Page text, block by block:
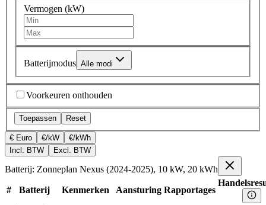
Vermogen (kW)
Batterijmodus Alle modi
Voorkeuren onthouden
Toepassen Reset
€ Euro €/kW
€/kWh
Incl. BTW
Excl. BTW
Batterij: Zonneplan Nexus (2024-2025), 10 kW, 20 kWh
# Batterij Kenmerken Aansturing Rapportages